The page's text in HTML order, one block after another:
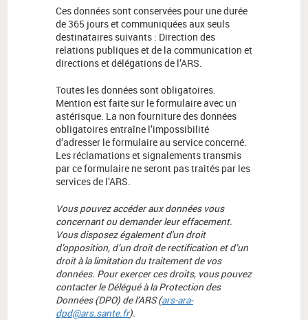
Ces données sont conservées pour une durée
de 365 jours et communiquées aux seuls
destinataires suivants : Direction des
relations publiques et de la communication et
directions et délégations de l’ARS.
Toutes les données sont obligatoires.
Mention est faite sur le formulaire avec un
astérisque. La non fourniture des données
obligatoires entraîne l’impossibilité
d’adresser le formulaire au service concerné.
Les réclamations et signalements transmis
par ce formulaire ne seront pas traités par les
services de l’ARS.
Vous pouvez accéder aux données vous
concernant ou demander leur effacement.
Vous disposez également d'un droit
d’opposition, d’un droit de rectification et d’un
droit à la limitation du traitement de vos
données. Pour exercer ces droits, vous pouvez
contacter le Délégué à la Protection des
Données (DPO) de l’ARS (ars-ara-
dpd@ars.sante.fr).